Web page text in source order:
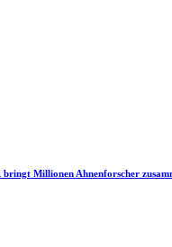
Millionen Ahnenforscher